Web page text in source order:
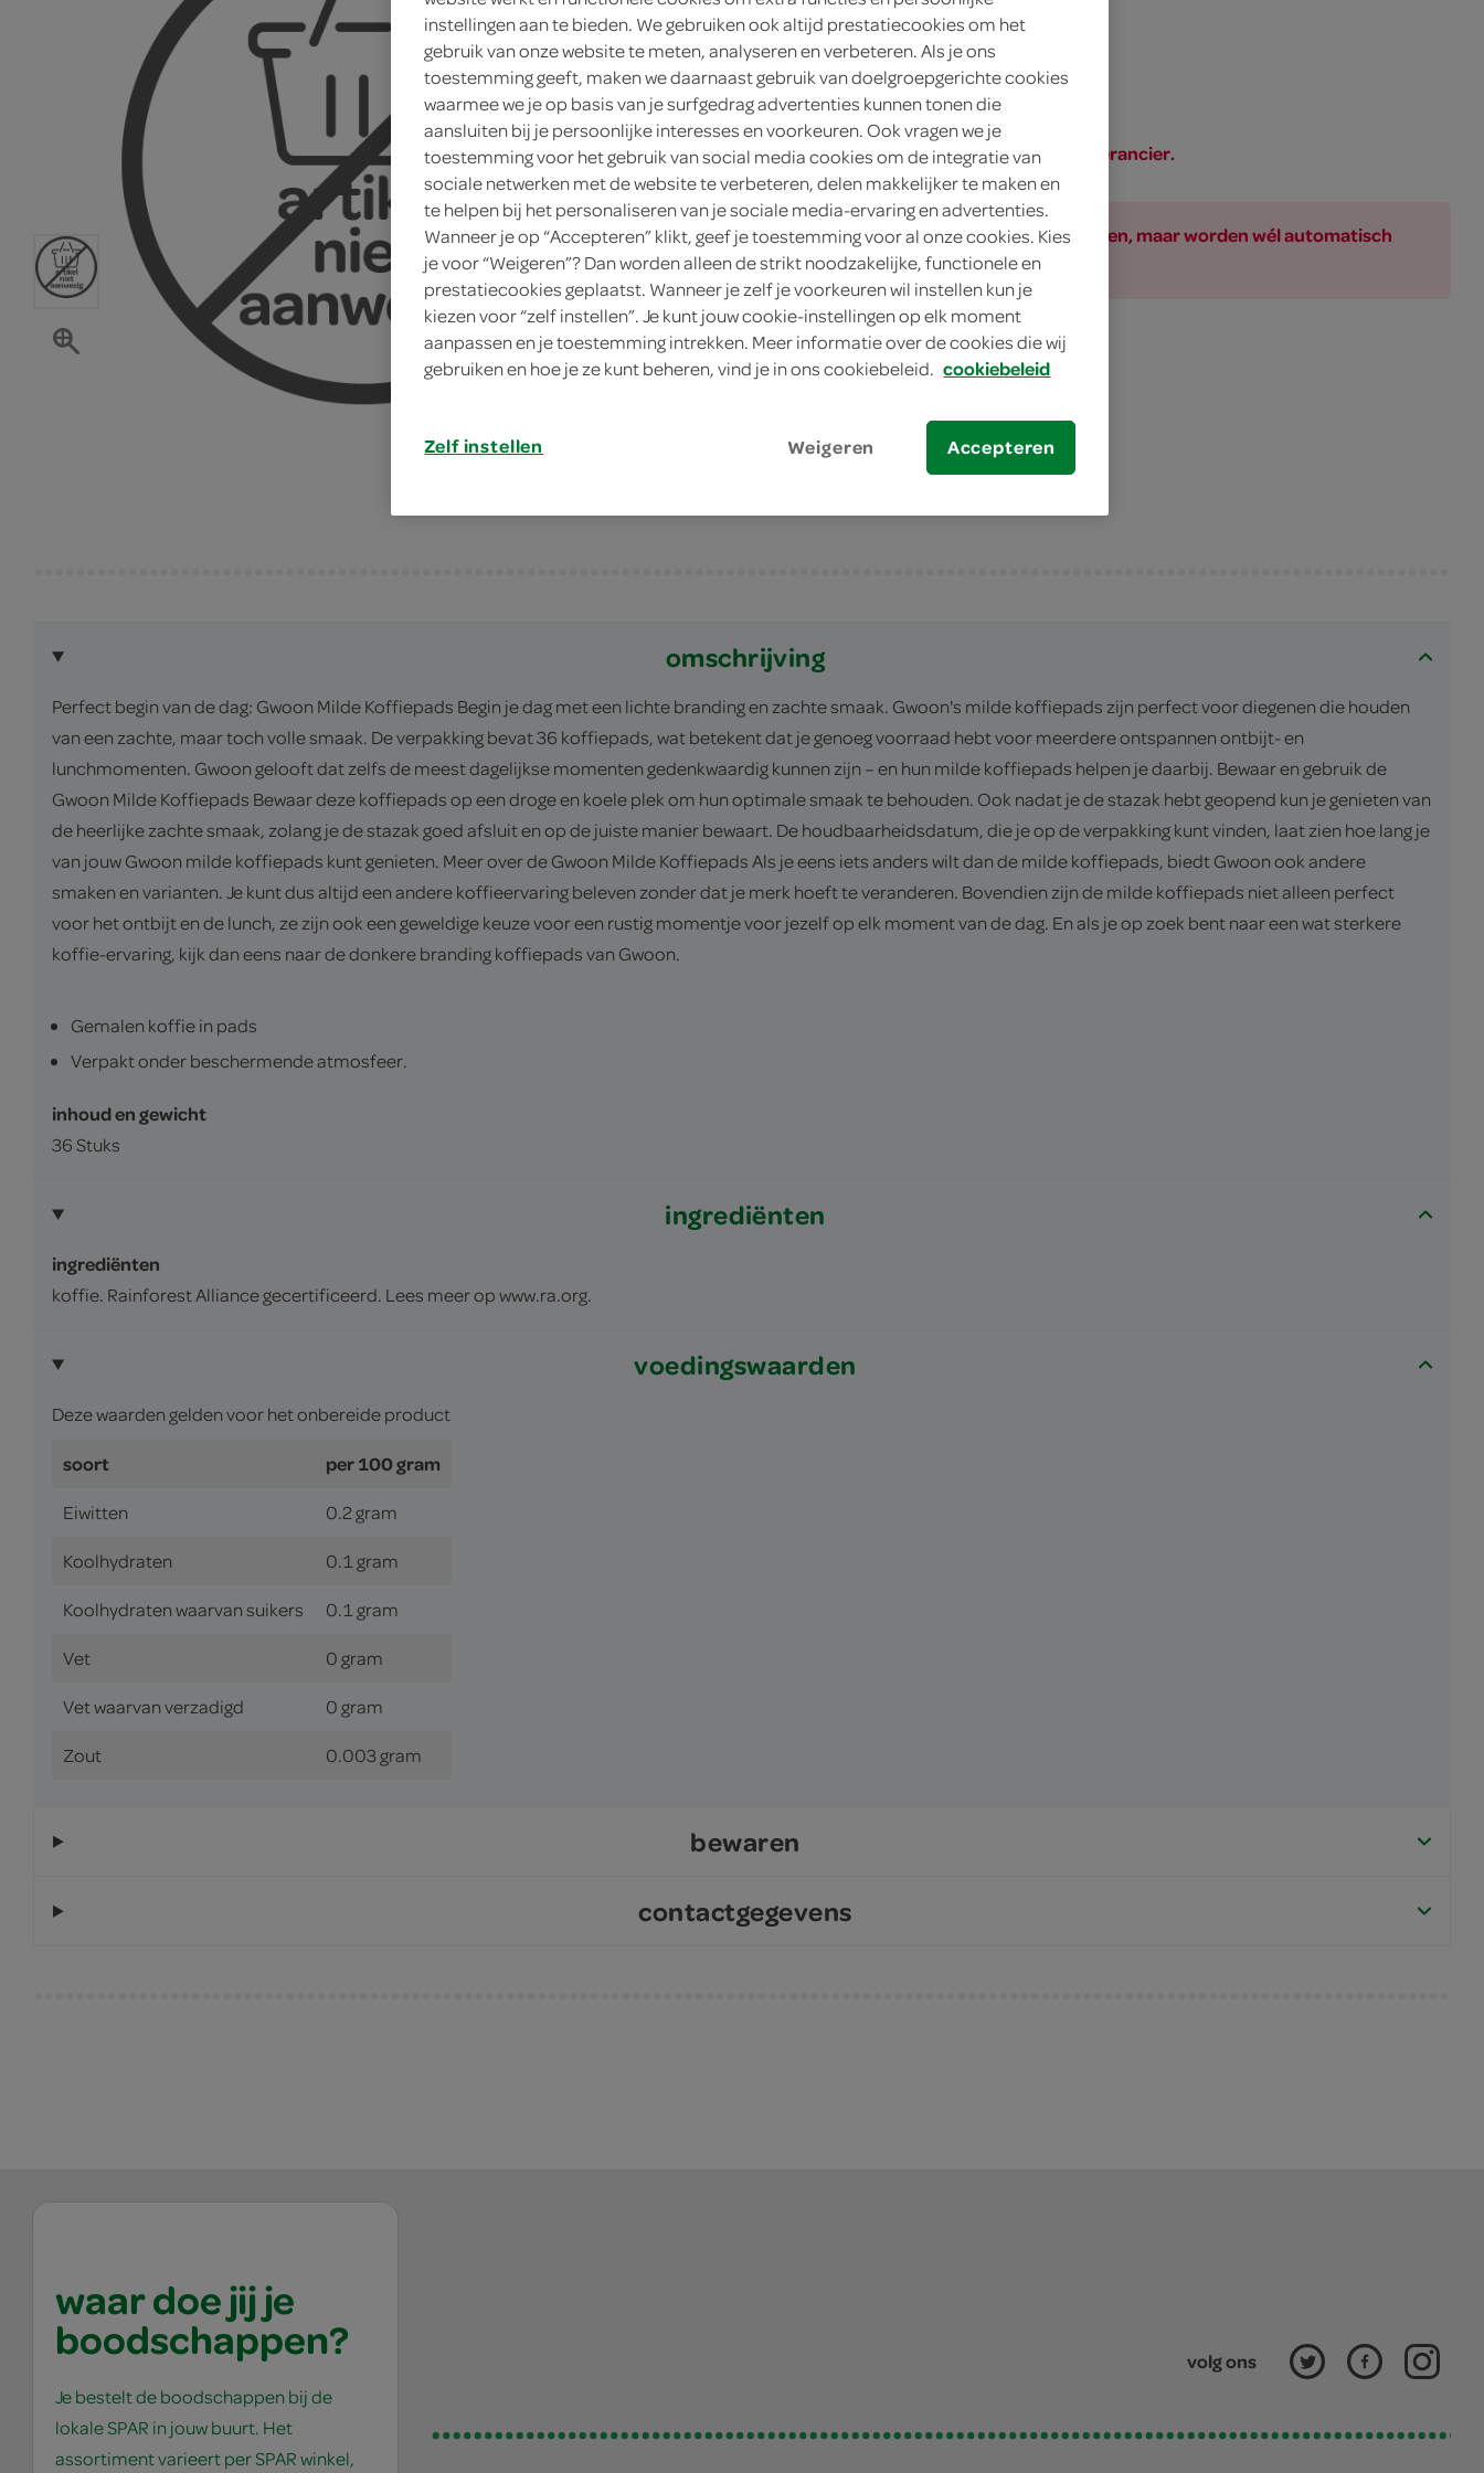
4.
49
36 Stuks
Dit product is niet meer leverbaar vanuit SPAR of de leverancier.
Let op: aanbiedingen zijn niet zichtbaar bij de producten, maar worden wél automatisch
verwerkt in de winkelmand.
Ontdek Gwoon mildheid, elke ochtend weer.
Lichte branding voor jouw ochtend
Inhoud: 36 mild aromatische pads
Gwoon genieten in stazak gemak!
omschrijving
Perfect begin van de dag: Gwoon Milde Koffiepads Begin je dag met een lichte branding en zachte smaak. Gwoon's milde koffiepads zijn perfect voor diegenen die houden
van een zachte, maar toch volle smaak. De verpakking bevat 36 koffiepads, wat betekent dat je genoeg voorraad hebt voor meerdere ontspannen ontbijt- en
lunchmomenten. Gwoon gelooft dat zelfs de meest dagelijkse momenten gedenkwaardig kunnen zijn – en hun milde koffiepads helpen je daarbij. Bewaar en gebruik de
Gwoon Milde Koffiepads Bewaar deze koffiepads op een droge en koele plek om hun optimale smaak te behouden. Ook nadat je de stazak hebt geopend kun je genieten van
de heerlijke zachte smaak, zolang je de stazak goed afsluit en op de juiste manier bewaart. De houdbaarheidsdatum, die je op de verpakking kunt vinden, laat zien hoe lang je
van jouw Gwoon milde koffiepads kunt genieten. Meer over de Gwoon Milde Koffiepads Als je eens iets anders wilt dan de milde koffiepads, biedt Gwoon ook andere
smaken en varianten. Je kunt dus altijd een andere koffieervaring beleven zonder dat je merk hoeft te veranderen. Bovendien zijn de milde koffiepads niet alleen perfect
voor het ontbijt en de lunch, ze zijn ook een geweldige keuze voor een rustig momentje voor jezelf op elk moment van de dag. En als je op zoek bent naar een wat sterkere
koffie-ervaring, kijk dan eens naar de donkere branding koffiepads van Gwoon.
Gemalen koffie in pads
Verpakt onder beschermende atmosfeer.
inhoud en gewicht
36 Stuks
ingrediënten
ingrediënten
koffie. Rainforest Alliance gecertificeerd. Lees meer op www.ra.org.
voedingswaarden
Deze waarden gelden voor het onbereide product
soort per 100 gram
Eiwitten 0.2 gram
Koolhydraten 0.1 gram
Koolhydraten waarvan suikers 0.1 gram
Vet 0 gram
Vet waarvan verzadigd 0 gram
Zout 0.003 gram
bewaren
contactgegevens
waar doe jij je
boodschappen?
Je bestelt de boodschappen bij de
lokale SPAR in jouw buurt. Het
assortiment varieert per SPAR winkel,
volg ons
instellingen aan te bieden. We gebruiken ook altijd prestatiecookies om het
gebruik van onze website te meten, analyseren en verbeteren. Als je ons
toestemming geeft, maken we daarnaast gebruik van doelgroepgerichte cookies
waarmee we je op basis van je surfgedrag advertenties kunnen tonen die
aansluiten bij je persoonlijke interesses en voorkeuren. Ook vragen we je
toestemming voor het gebruik van social media cookies om de integratie van
sociale netwerken met de website te verbeteren, delen makkelijker te maken en
te helpen bij het personaliseren van je sociale media-ervaring en advertenties.
Wanneer je op “Accepteren” klikt, geef je toestemming voor al onze cookies. Kies
je voor “Weigeren”? Dan worden alleen de strikt noodzakelijke, functionele en
prestatiecookies geplaatst. Wanneer je zelf je voorkeuren wil instellen kun je
kiezen voor “zelf instellen”. Je kunt jouw cookie-instellingen op elk moment
aanpassen en je toestemming intrekken. Meer informatie over de cookies die wij
gebruiken en hoe je ze kunt beheren, vind je in ons cookiebeleid. cookiebeleid
Zelf instellen Weigeren Accepteren